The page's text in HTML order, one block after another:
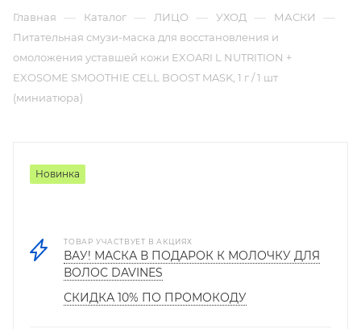
Главная — Каталог — ЛИЦО — УХОД — МАСКИ —
Питательная смузи-маска для восстановления и
омоложения уставшей кожи EXOARI L NUTRITION +
EXOSOME SMOOTHIE CELL BOOST MASK, 1 г / 1 шт
(миниатюра)
Новинка
ТОВАР УЧАСТВУЕТ В АКЦИЯХ
ВАУ! МАСКА В ПОДАРОК К МОЛОЧКУ ДЛЯ
ВОЛОС DAVINES
СКИДКА 10% ПО ПРОМОКОДУ